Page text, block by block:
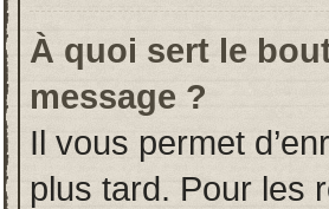
À quoi sert le
message ?
Il vous permet
plus tard. Pour les